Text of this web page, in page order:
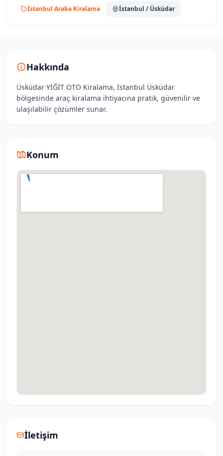
İstanbul Araba Kiralama İstanbul / Üsküdar
Hakkında
Üsküdar YİĞİT OTO Kiralama, İstanbul Üsküdar
bölgesinde araç kiralama ihtiyacına pratik, güvenilir ve
ulaşılabilir çözümler sunar.
Konum
İletişim